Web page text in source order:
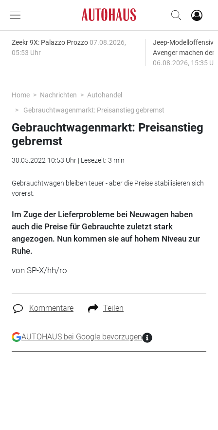
Zeekr 9X: Palazzo Prozzo 07.08.2026,
05:53 Uhr
Jeep-
Avenger machen
06.08.2026, 15:35
Home Nachrichten
Autohandel
Gebrauchtwagenmarkt: Preisanstieg gebremst
Gebrauchtwagenmarkt: Preisanstieg
gebremst
30.05.2022 10:53 Uhr | Lesezeit: 3 min
Gebrauchtwagen bleiben teuer - aber die Preise stabilisieren sich
vorerst.
Im Zuge der Lieferprobleme bei Neuwagen haben
auch die Preise für Gebrauchte zuletzt stark
angezogen. Nun kommen sie auf hohem Niveau zur
Ruhe.
von SP-X/hh/ro
Kommentare Teilen
AUTOHAUS bei Google bevorzugen